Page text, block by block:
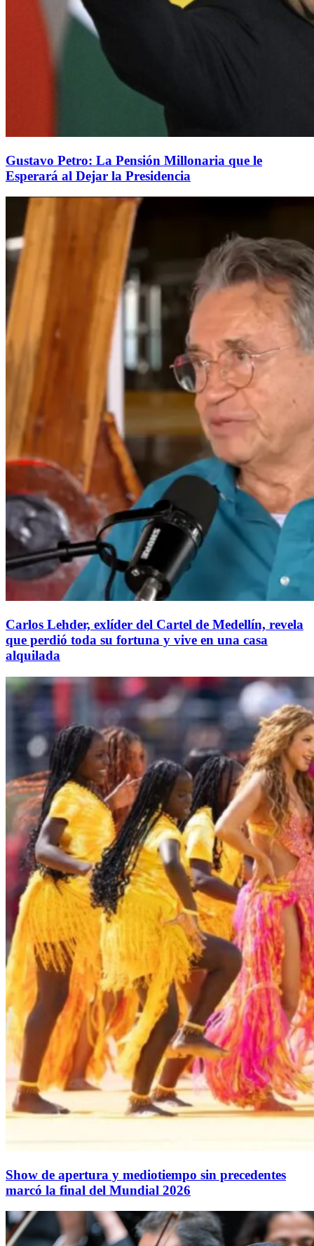
Gustavo Petro: La Pensión Millonaria que le
Esperará al Dejar la Presidencia
Carlos Lehder, exlíder del Cartel de Medellín, revela
que perdió toda su fortuna y vive en una casa
alquilada
Show de apertura y mediotiempo sin precedentes
marcó la final del Mundial 2026